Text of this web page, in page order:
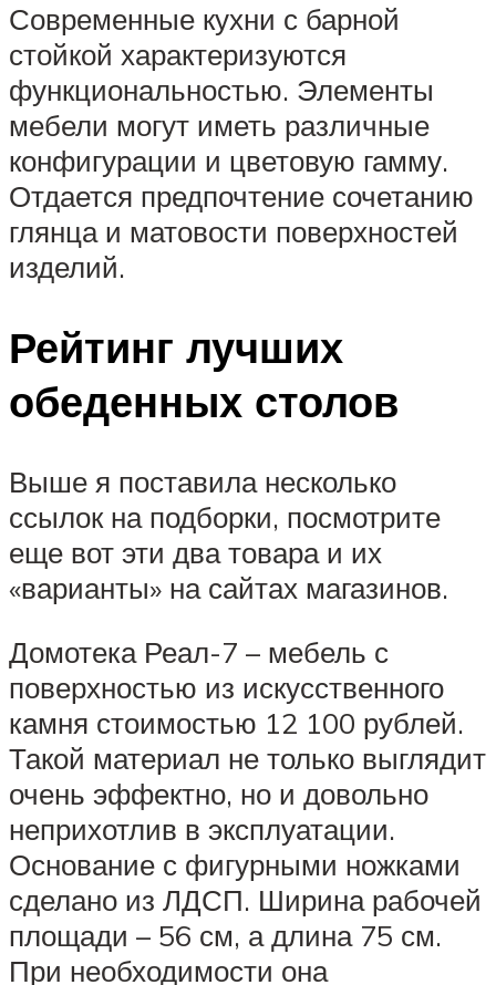
Современные кухни с барной
стойкой характеризуются
функциональностью. Элементы
мебели могут иметь различные
конфигурации и цветовую гамму.
Отдается предпочтение сочетанию
глянца и матовости поверхностей
изделий.
Рейтинг лучших
обеденных столов
Выше я поставила несколько
ссылок на подборки, посмотрите
еще вот эти два товара и их
«варианты» на сайтах магазинов.
Домотека Реал-7 – мебель с
поверхностью из искусственного
камня стоимостью 12 100 рублей.
Такой материал не только выглядит
очень эффектно, но и довольно
неприхотлив в эксплуатации.
Основание с фигурными ножками
сделано из ЛДСП. Ширина рабочей
площади – 56 см, а длина 75 см.
При необходимости она